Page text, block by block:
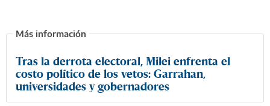
Tras la derrota electoral, Milei enfrenta el
costo político de los vetos: Garrahan,
universidades y gobernadores